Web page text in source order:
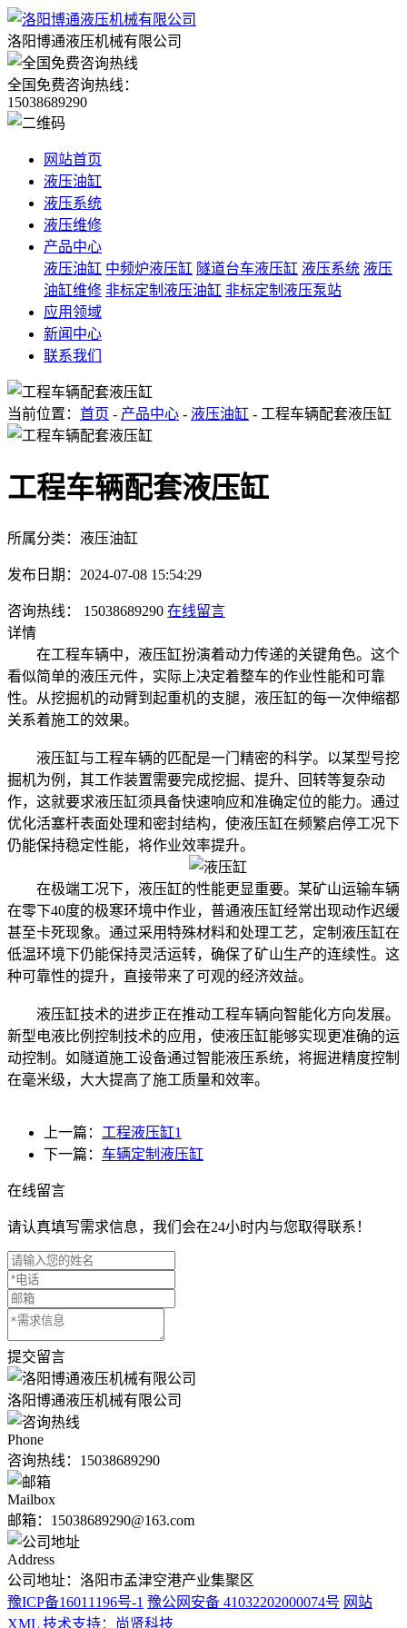
洛阳博通液压机械有限公司
全国免费咨询热线：
15038689290
网站首页
液压油缸
液压系统
液压维修
产品中心
液压油缸 中频炉液压缸 隧道台车液压缸 液压系统 液压
油缸维修 非标定制液压油缸 非标定制液压泵站
应用领域
新闻中心
联系我们
当前位置： 首页 - 产品中心 - 液压油缸 - 工程车辆配套液压缸
工程车辆配套液压缸
所属分类：液压油缸
发布日期：2024-07-08 15:54:29
咨询热线： 15038689290 在线留言
详情
在工程车辆中，液压缸扮演着动力传递的关键角色。这个
看似简单的液压元件，实际上决定着整车的作业性能和可靠
性。从挖掘机的动臂到起重机的支腿，液压缸的每一次伸缩都
关系着施工的效果。
液压缸与工程车辆的匹配是一门精密的科学。以某型号挖
掘机为例，其工作装置需要完成挖掘、提升、回转等复杂动
作，这就要求液压缸须具备快速响应和准确定位的能力。通过
优化活塞杆表面处理和密封结构，使液压缸在频繁启停工况下
仍能保持稳定性能，将作业效率提升。
在极端工况下，液压缸的性能更显重要。某矿山运输车辆
在零下40度的极寒环境中作业，普通液压缸经常出现动作迟缓
甚至卡死现象。通过采用特殊材料和处理工艺，定制液压缸在
低温环境下仍能保持灵活运转，确保了矿山生产的连续性。这
种可靠性的提升，直接带来了可观的经济效益。
液压缸技术的进步正在推动工程车辆向智能化方向发展。
新型电液比例控制技术的应用，使液压缸能够实现更准确的运
动控制。如隧道施工设备通过智能液压系统，将掘进精度控制
在毫米级，大大提高了施工质量和效率。
上一篇： 工程液压缸1
下一篇： 车辆定制液压缸
在线留言
请认真填写需求信息，我们会在24小时内与您取得联系！
提交留言
洛阳博通液压机械有限公司
Phone
咨询热线： 15038689290
Mailbox
邮箱：15038689290@163.com
Address
公司地址：洛阳市孟津空港产业集聚区
豫ICP备16011196号-1 豫公网安备 41032202000074号 网站
XML 技术支持：尚贤科技